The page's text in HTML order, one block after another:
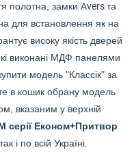
полотна, замки Aversта
для встановлення як на
високу якість дверей
виконані МДФ панелями
модель "Классік" за
в кошик обрану модель
вказаним у верхній
серії Економ+Притвор
і по всій Україні.